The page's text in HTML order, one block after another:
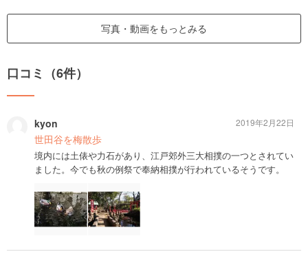
写真・動画をもっとみる
口コミ（6件）
kyon
世田谷を梅散歩
境内には土俵や力石があり、江戸郊外三大相撲の一つとされてい
ました。今でも秋の例祭で奉納相撲が行われているそうです。
2019年2月22日